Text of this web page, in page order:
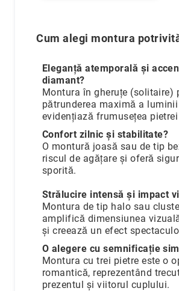
Cum alegi montura
Eleganță atemporală și
diamant?
Montura în gheruțe (solitaire)
pătrunderea maximă a
evidențiază frumusețea
Confort zilnic și stabilitate?
O montură joasă sau de tip
riscul de agățare și oferă
sporită.
Strălucire intensă și impact
Montura de tip halo sau
amplifică dimensiunea
și creează un efect
O alegere cu semnificație
Montura cu trei pietre este o
romantică, reprezentând
prezentul și viitorul cuplului.